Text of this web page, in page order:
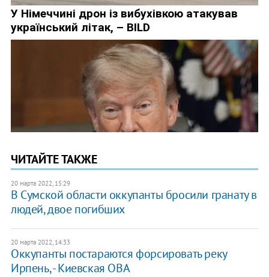
ЧИТАЙТЕ ТАКЖЕ
20 марта 2022, 15:29
В Сумской области оккупанты бросили гранату в
людей, двое погибших
20 марта 2022, 14:33
Оккупанты постараются форсировать реку
Ирпень, - Киевская ОВА